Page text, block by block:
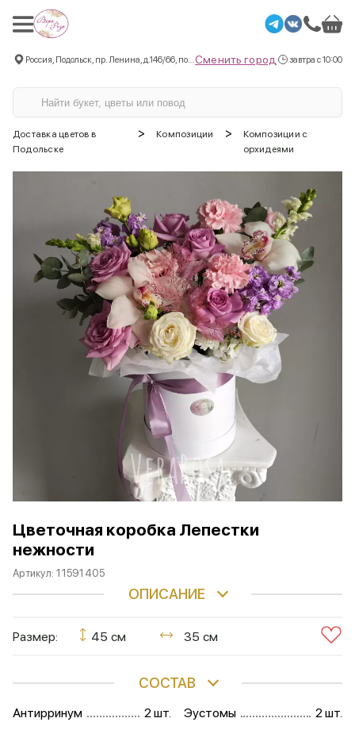
Сменить город завтра с 10:00
Доставка цветов в
Подольске
> Композиции >
Композиции с
орхидеями
Цветочная коробка Лепестки
нежности
Артикул:11591405
ОПИСАНИЕ
Размер: 45 см 35 см
СОСТАВ
Антирринум 2 шт. Эустомы 2 шт.